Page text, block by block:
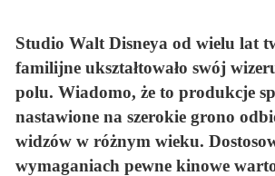
Studio Walt Disneya od wielu lat
familijne ukształtowało swój
polu. Wiadomo, że to produkcje
nastawione na szerokie grono
widzów w różnym wieku.
wymaganiach pewne kinowe